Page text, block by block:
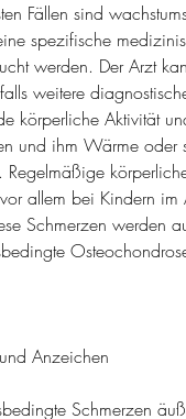
Fällen sind
spezifische
werden. Der Arzt
weitere
körperliche Aktivität
und ihm Wärme oder
Regelmäßige
allem bei Kindern
Schmerzen werden
Anzeichen
Schmerzen